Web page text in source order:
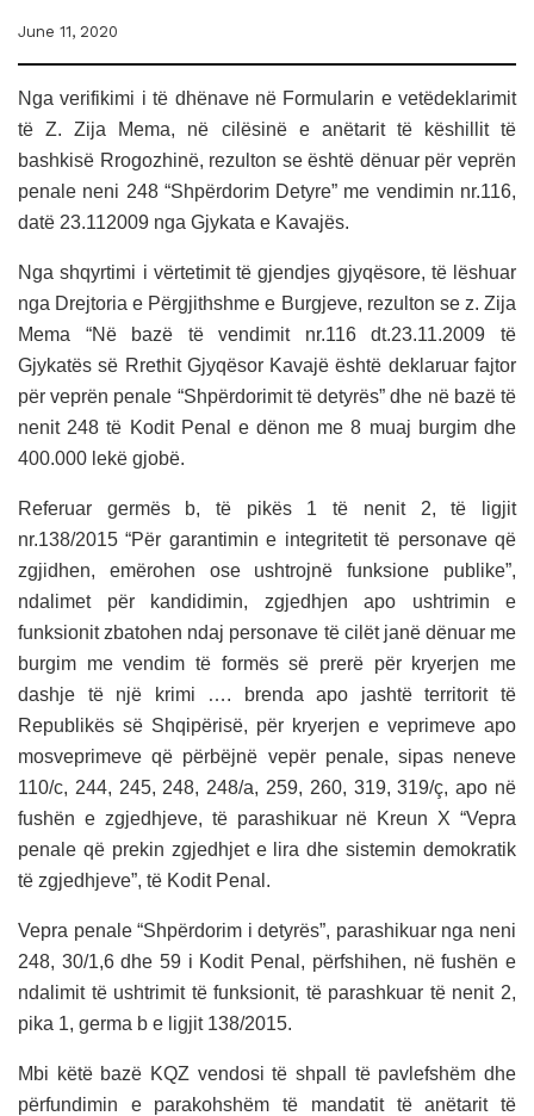
June 11, 2020
Nga verifikimi i të dhënave në Formularin e vetëdeklarimit
të Z. Zija Mema, në cilësinë e anëtarit të këshillit të
bashkisë Rrogozhinë, rezulton se është dënuar për veprën
penale neni 248 “Shpërdorim Detyre” me vendimin nr.116,
datë 23.112009 nga Gjykata e Kavajës.
Nga shqyrtimi i vërtetimit të gjendjes gjyqësore, të lëshuar
nga Drejtoria e Përgjithshme e Burgjeve, rezulton se z. Zija
Mema “Në bazë të vendimit nr.116 dt.23.11.2009 të
Gjykatës së Rrethit Gjyqësor Kavajë është deklaruar fajtor
për veprën penale “Shpërdorimit të detyrës” dhe në bazë të
nenit 248 të Kodit Penal e dënon me 8 muaj burgim dhe
400.000 lekë gjobë.
Referuar germës b, të pikës 1 të nenit 2, të ligjit
nr.138/2015 “Për garantimin e integritetit të personave që
zgjidhen, emërohen ose ushtrojnë funksione publike”,
ndalimet për kandidimin, zgjedhjen apo ushtrimin e
funksionit zbatohen ndaj personave të cilët janë dënuar me
burgim me vendim të formës së prerë për kryerjen me
dashje të një krimi …. brenda apo jashtë territorit të
Republikës së Shqipërisë, për kryerjen e veprimeve apo
mosveprimeve që përbëjnë vepër penale, sipas neneve
110/c, 244, 245, 248, 248/a, 259, 260, 319, 319/ç, apo në
fushën e zgjedhjeve, të parashikuar në Kreun X “Vepra
penale që prekin zgjedhjet e lira dhe sistemin demokratik
të zgjedhjeve”, të Kodit Penal.
Vepra penale “Shpërdorim i detyrës”, parashikuar nga neni
248, 30/1,6 dhe 59 i Kodit Penal, përfshihen, në fushën e
ndalimit të ushtrimit të funksionit, të parashkuar të nenit 2,
pika 1, germa b e ligjit 138/2015.
Mbi këtë bazë KQZ vendosi të shpall të pavlefshëm dhe
përfundimin e parakohshëm të mandatit të anëtarit të